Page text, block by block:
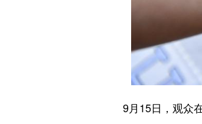
9月15日，观众在